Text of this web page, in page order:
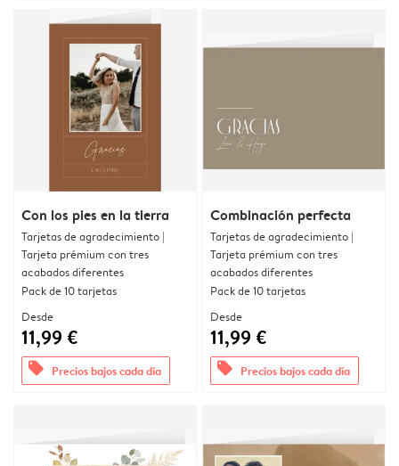
Con los pies en la tierra
Tarjetas de agradecimiento |
Tarjeta prémium con tres
acabados diferentes
Pack de 10 tarjetas
Desde
11,99 €
offers Precios bajos cada día
Combinación perfecta
Tarjetas de agradecimiento |
Tarjeta prémium con tres
acabados diferentes
Pack de 10 tarjetas
Desde
11,99 €
offers Precios bajos cada día